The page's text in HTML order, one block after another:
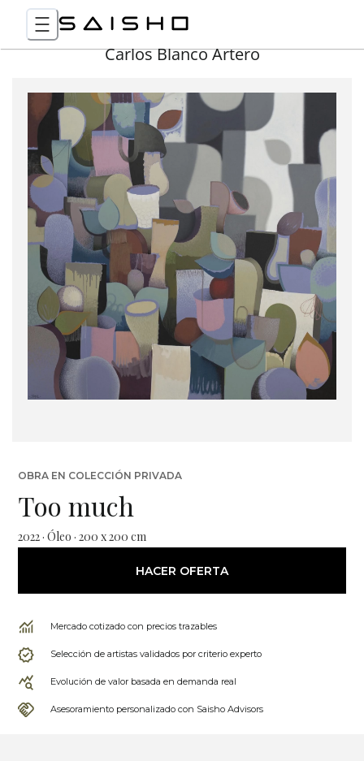
Carlos Blanco Artero
OBRA EN COLECCIÓN PRIVADA
Too much
2022 · Óleo · 200 x 200 cm
HACER OFERTA
Mercado cotizado con precios trazables
Selección de artistas validados por criterio experto
Evolución de valor basada en demanda real
Asesoramiento personalizado con Saisho Advisors